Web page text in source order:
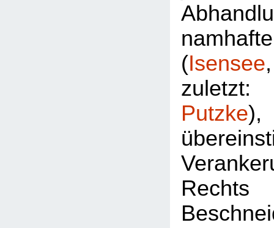
(Isensee
Putzke